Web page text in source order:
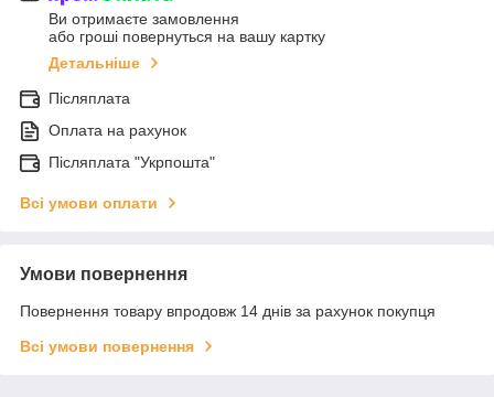
Ви отримаєте замовлення
або гроші повернуться на вашу картку
Детальніше
Післяплата
Оплата на рахунок
Післяплата "Укрпошта"
Всі умови оплати
Умови повернення
Повернення товару впродовж 14 днів за рахунок покупця
Всі умови повернення